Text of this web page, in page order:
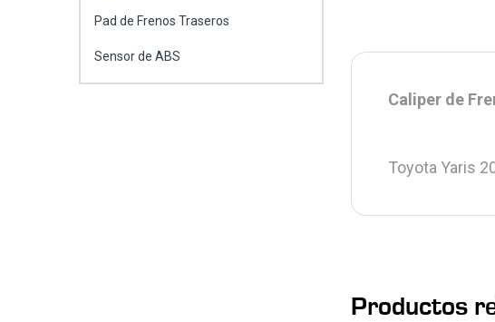
Caliper de
Toyota Yaris
Productos
Pad de Frenos Traseros
Sensor de ABS